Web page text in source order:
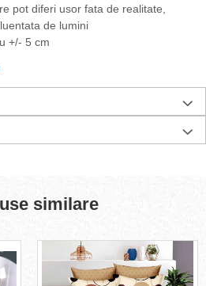
pot diferi usor fata de realitate,
de lumini
+/- 5 cm
similare